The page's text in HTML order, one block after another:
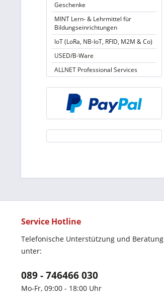
Geschenke
MINT Lern- & Lehrmittel für
Bildungseinrichtungen
IoT (LoRa, NB-IoT, RFID, M2M & Co)
USED/B-Ware
ALLNET Professional Services
Service Hotline
Telefonische Unterstützung und Beratung
unter:
089 - 746466 030
Mo-Fr, 09:00 - 18:00 Uhr